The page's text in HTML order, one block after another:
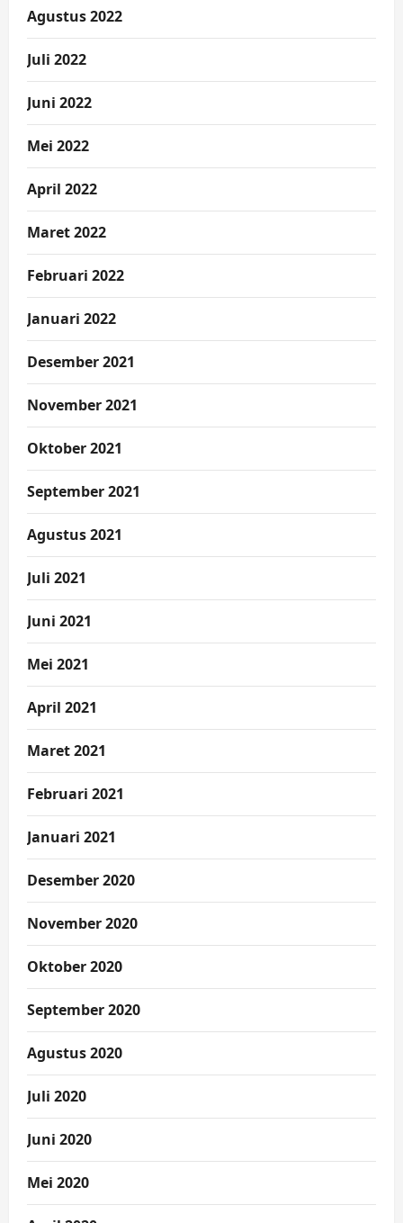
Agustus 2022
Juli 2022
Juni 2022
Mei 2022
April 2022
Maret 2022
Februari 2022
Januari 2022
Desember 2021
November 2021
Oktober 2021
September 2021
Agustus 2021
Juli 2021
Juni 2021
Mei 2021
April 2021
Maret 2021
Februari 2021
Januari 2021
Desember 2020
November 2020
Oktober 2020
September 2020
Agustus 2020
Juli 2020
Juni 2020
Mei 2020